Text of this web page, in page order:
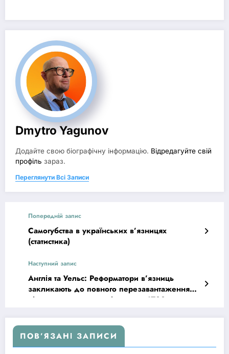
Dmytro Yagunov
Додайте свою біографічну інформацію. Відредагуйте свій
профіль зараз.
Переглянути Всі Записи
Попередній запис
Самогубства в українських в’язницях
(статистика)
Наступний запис
Англія та Уельс: Реформатори в’язниць
закликають до повного перезавантаження
після дострокового звільнення 1700
ПОВ’ЯЗАНІ ЗАПИСИ